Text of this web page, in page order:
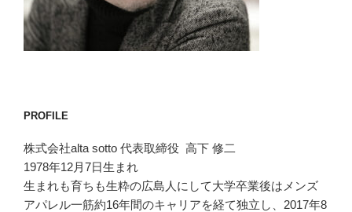
PROFILE
株式会社alta sotto 代表取締役 高下 修二
1978年12月7日生まれ
生まれも育ちも生粋の広島人にして大学卒業後はメンズ
アパレル一筋約16年間のキャリアを経て独立し、2017年8